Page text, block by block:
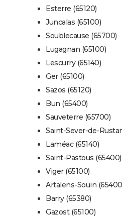
Esterre (65120)
Juncalas (65100)
Soublecause (65700)
Lugagnan (65100)
Lescurry (65140)
Ger (65100)
Sazos (65120)
Bun (65400)
Sauveterre (65700)
Saint-Sever-de-
Laméac (65140)
Saint-Pastous (65400)
Viger (65100)
Artalens-Souin
Barry (65380)
Gazost (65100)